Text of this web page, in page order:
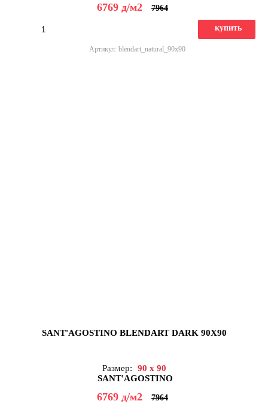
6769 д/м2 7964
купить
Артикул: blendart_natural_90x90
SANT'AGOSTINO BLENDART DARK 90X90
Размер:
90 x 90
SANT'AGOSTINO
6769 д/м2 7964